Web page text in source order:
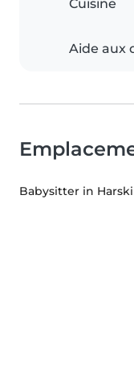
Cuisine
Aide aux
Babysitter in